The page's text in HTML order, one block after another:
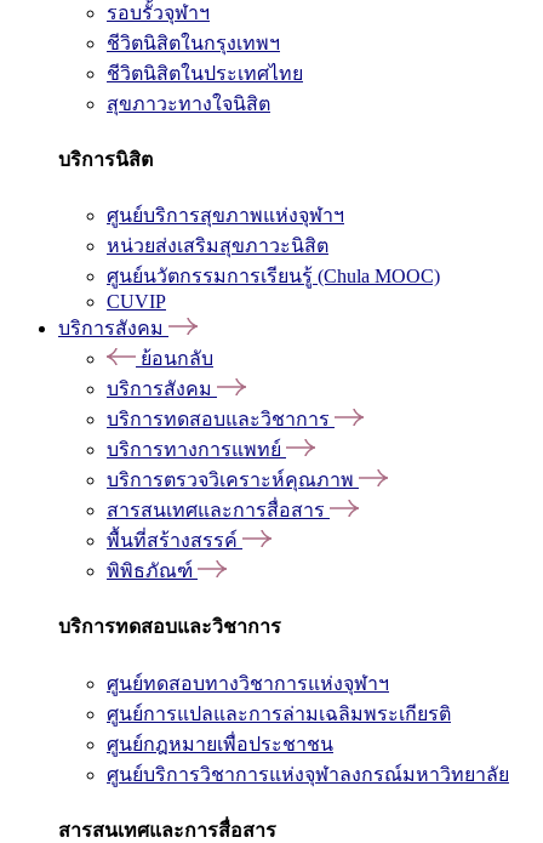
รอบรั้วจุฬาฯ
ชีวิตนิสิตในกรุงเทพฯ
ชีวิตนิสิตในประเทศไทย
สุขภาวะทางใจนิสิต
บริการนิสิต
ศูนย์บริการสุขภาพแห่งจุฬาฯ
หน่วยส่งเสริมสุขภาวะนิสิต
ศูนย์นวัตกรรมการเรียนรู้ (Chula MOOC)
CUVIP
บริการสังคม
ย้อนกลับ
บริการสังคม
บริการทดสอบและวิชาการ
บริการทางการแพทย์
บริการตรวจวิเคราะห์คุณภาพ
สารสนเทศและการสื่อสาร
พื้นที่สร้างสรรค์
พิพิธภัณฑ์
บริการทดสอบและวิชาการ
ศูนย์ทดสอบทางวิชาการแห่งจุฬาฯ
ศูนย์การแปลและการล่ามเฉลิมพระเกียรติ
ศูนย์กฎหมายเพื่อประชาชน
ศูนย์บริการวิชาการแห่งจุฬาลงกรณ์มหาวิทยาลัย
สารสนเทศและการสื่อสาร